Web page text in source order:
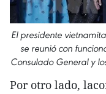
El presidente
se reunió con
Consulado General y
Por otro lado,